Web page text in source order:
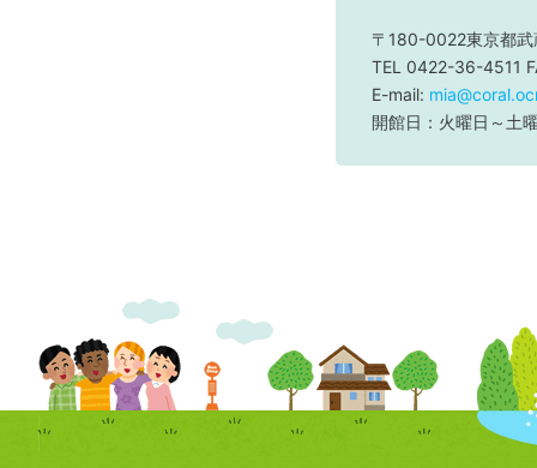
〒180-0022東京都
TEL 0422-36-4511
E-mail:
開館日：火曜日～土